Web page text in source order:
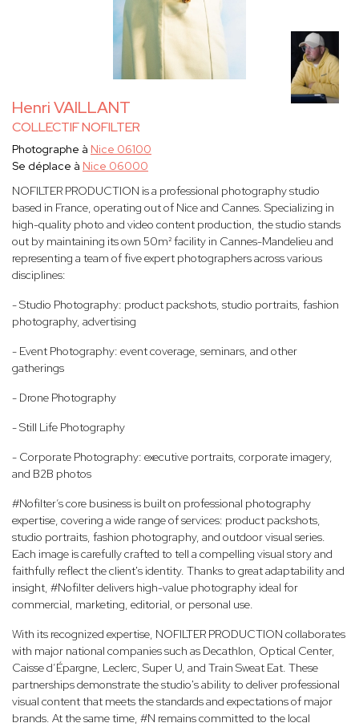
Henri VAILLANT
COLLECTIF NOFILTER
Photographe à Nice 06100
Se déplace à Nice 06000
NOFILTER PRODUCTION is a professional photography studio
based in France, operating out of Nice and Cannes. Specializing in
high-quality photo and video content production, the studio stands
out by maintaining its own 50m² facility in Cannes-Mandelieu and
representing a team of five expert photographers across various
disciplines:
- Studio Photography: product packshots, studio portraits, fashion
photography, advertising
- Event Photography: event coverage, seminars, and other
gatherings
- Drone Photography
- Still Life Photography
- Corporate Photography: executive portraits, corporate imagery,
and B2B photos
#Nofilter’s core business is built on professional photography
expertise, covering a wide range of services: product packshots,
studio portraits, fashion photography, and outdoor visual series.
Each image is carefully crafted to tell a compelling visual story and
faithfully reflect the client's identity. Thanks to great adaptability and
insight, #Nofilter delivers high-value photography ideal for
commercial, marketing, editorial, or personal use.
With its recognized expertise, NOFILTER PRODUCTION collaborates
with major national companies such as Decathlon, Optical Center,
Caisse d’Épargne, Leclerc, Super U, and Train Sweat Eat. These
partnerships demonstrate the studio's ability to deliver professional
visual content that meets the standards and expectations of major
brands. At the same time, #N remains committed to the local